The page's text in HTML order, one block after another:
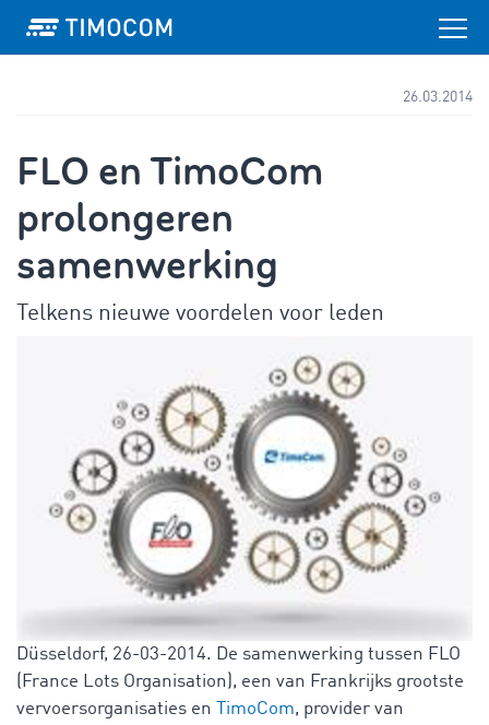
26.03.2014
FLO en TimoCom
prolongeren
samenwerking
Telkens nieuwe voordelen voor leden
Düsseldorf, 26-03-2014. De samenwerking tussen FLO
(France Lots Organisation), een van Frankrijks grootste
vervoersorganisaties en
TimoCom, provider van